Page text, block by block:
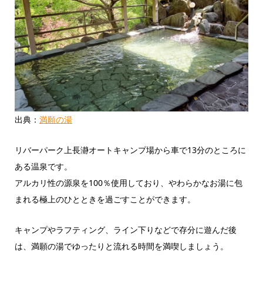
出典： 満願の湯
リバーパーク上長瀞オートキャンプ場から車で13分のところに
ある温泉です。
アルカリ性の源泉を100％使用しており、やわらかなお湯に包
まれる極上のひとときを過ごすことができます。
キャンプやラフティング、ライン下りなどで存分に遊んだ後
は、満願の湯でゆったりと流れる時間を満喫しましょう。